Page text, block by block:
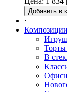
Добавить в
·
Торты
В